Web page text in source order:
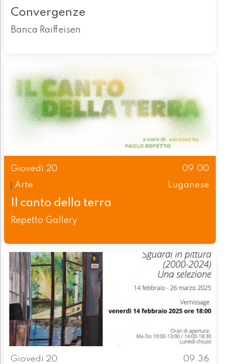
Convergenze
Banca Raiffeisen
Giovedì 20
09.00
Arte
Luganese
Il canto della terra
Repetto Gallery
Giovedì 20
09.36